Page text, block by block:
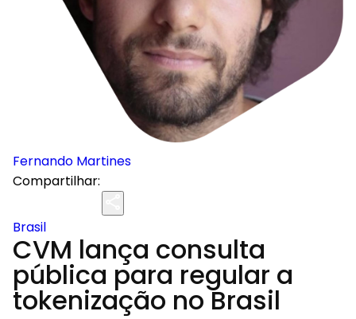
Fernando Martines
Compartilhar:
Brasil
CVM lança consulta
pública para regular a
tokenização no Brasil